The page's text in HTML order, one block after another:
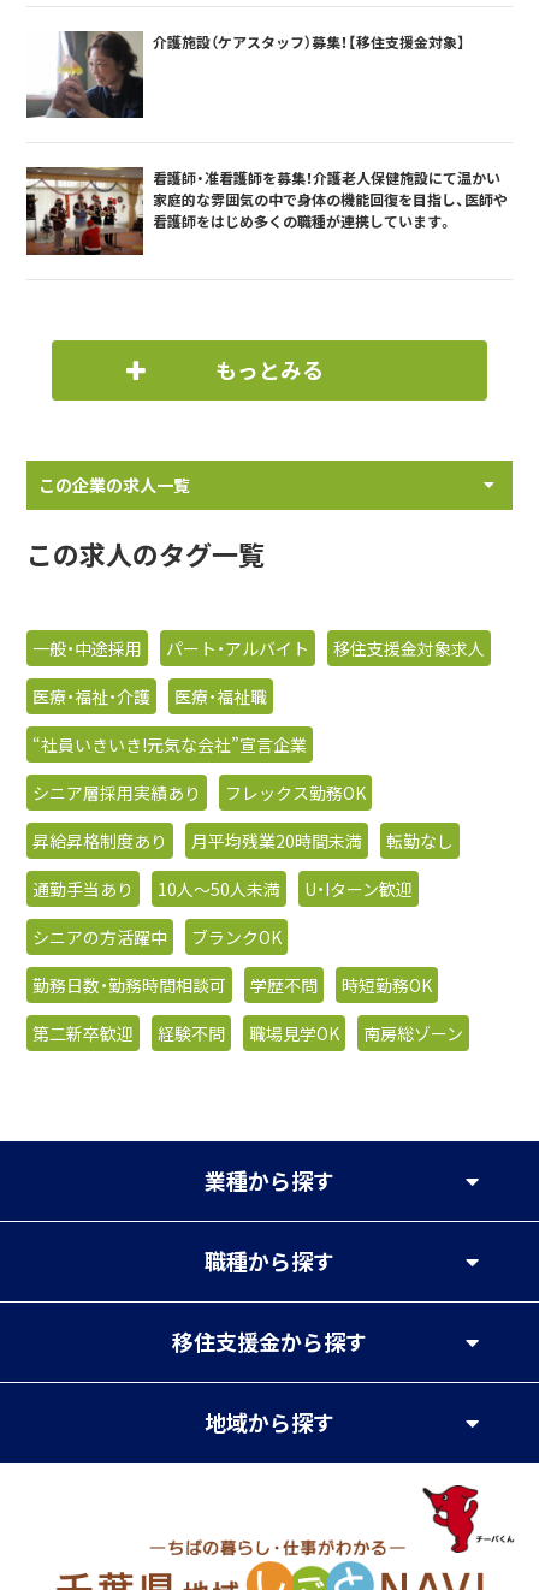
介護施設（ケアスタッフ）募集！【移住支援金対象】
看護師・准看護師を募集！介護老人保健施設にて温かい
家庭的な雰囲気の中で身体の機能回復を目指し、医師や
看護師をはじめ多くの職種が連携しています。
もっとみる
この企業の求人一覧
この求人のタグ一覧
一般・中途採用 パート・アルバイト
移住支援金対象求人
医療・福祉・介護
医療・福祉職
“社員いきいき!元気な会社”宣言企業
シニア層採用実績あり
フレックス勤務OK
昇給昇格制度あり
月平均残業20時間未満
転勤なし
通勤手当あり
10人〜50人未満
U・Iターン歓迎
シニアの方活躍中
ブランクOK
勤務日数・勤務時間相談可
学歴不問
時短勤務OK
第二新卒歓迎
経験不問 職場見学OK 南房総ゾーン
業種から探す
職種から探す
移住支援金から探す
地域から探す